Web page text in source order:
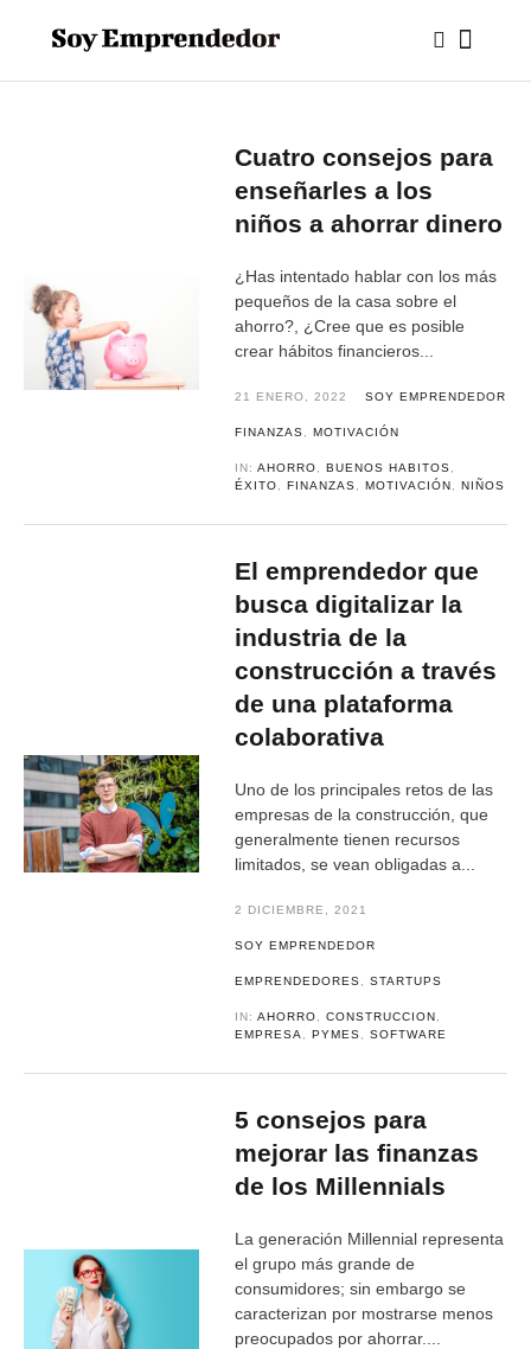
Cuatro consejos para
enseñarles a los
niños a ahorrar dinero
¿Has intentado hablar con los más
pequeños de la casa sobre el
ahorro?, ¿Cree que es posible
crear hábitos financieros...
21 ENERO, 2022 SOY EMPRENDEDOR
FINANZAS ,MOTIVACIÓN
IN:AHORRO ,BUENOS HABITOS
ÉXITO
,FINANZAS ,MOTIVACIÓN ,NIÑOS
El emprendedor que
busca digitalizar la
industria de la
construcción a través
de una plataforma
colaborativa
Uno de los principales retos de las
empresas de la construcción, que
generalmente tienen recursos
limitados, se vean obligadas a...
2 DICIEMBRE, 2021
SOY EMPRENDEDOR
EMPRENDEDORES ,STARTUPS
IN:AHORRO ,CONSTRUCCION
EMPRESA
,PYMES ,SOFTWARE
5 consejos para
mejorar las finanzas
de los Millennials
La generación Millennial representa
el grupo más grande de
consumidores; sin embargo se
caracterizan por mostrarse menos
preocupados por ahorrar....